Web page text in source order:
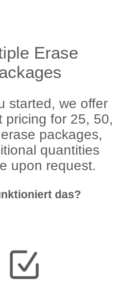
Erase
started, we offer
pricing for 25, 50,
packages,
quantities
upon request.
das?